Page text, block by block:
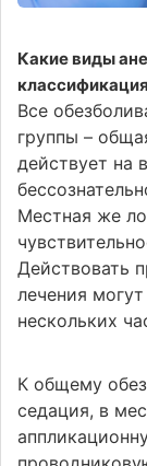
Какие виды
классификация
Все
группы –
действует на
Местная же
Действовать
лечения
нескольких
К общему
седация, в